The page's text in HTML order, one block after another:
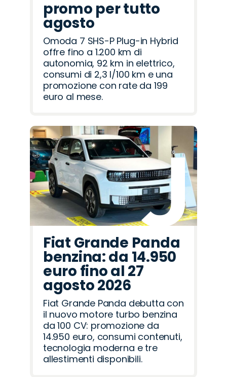
promo per tutto
agosto
Omoda 7 SHS-P Plug-in Hybrid
offre fino a 1.200 km di
autonomia, 92 km in elettrico,
consumi di 2,3 l/100 km e una
promozione con rate da 199
euro al mese.
Fiat Grande Panda
benzina: da 14.950
euro fino al 27
agosto 2026
Fiat Grande Panda debutta con
il nuovo motore turbo benzina
da 100 CV: promozione da
14.950 euro, consumi contenuti,
tecnologia moderna e tre
allestimenti disponibili.